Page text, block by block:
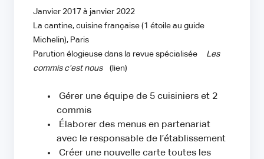
Janvier 2017 à janvier 2022
La cantine, cuisine française (1 étoile au guide
Michelin), Paris
Parution élogieuse dans la revue spécialisée
Les
commis c’est nous
(lien)
Gérer une équipe de 5 cuisiniers et 2
commis
Élaborer des menus en partenariat
avec le responsable de l’établissement
Créer une nouvelle carte toutes les